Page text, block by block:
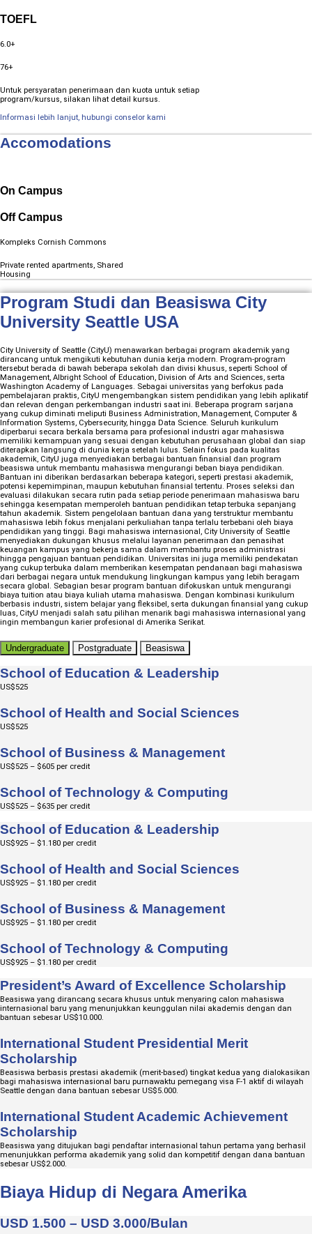
TOEFL
6.0+
76+
Untuk persyaratan penerimaan dan kuota untuk setiap
program/kursus, silakan lihat detail kursus.
Informasi lebih lanjut, hubungi conselor kami
Accomodations
On Campus
Off Campus
Kompleks Cornish Commons
Private rented apartments, Shared
Housing
Program Studi dan Beasiswa City
University Seattle USA
City University of Seattle (CityU) menawarkan berbagai program akademik yang
dirancang untuk mengikuti kebutuhan dunia kerja modern. Program-program
tersebut berada di bawah beberapa sekolah dan divisi khusus, seperti School of
Management, Albright School of Education, Division of Arts and Sciences, serta
Washington Academy of Languages. Sebagai universitas yang berfokus pada
pembelajaran praktis, CityU mengembangkan sistem pendidikan yang lebih aplikatif
dan relevan dengan perkembangan industri saat ini. Beberapa program sarjana
yang cukup diminati meliputi Business Administration, Management, Computer &
Information Systems, Cybersecurity, hingga Data Science. Seluruh kurikulum
diperbarui secara berkala bersama para profesional industri agar mahasiswa
memiliki kemampuan yang sesuai dengan kebutuhan perusahaan global dan siap
diterapkan langsung di dunia kerja setelah lulus. Selain fokus pada kualitas
akademik, CityU juga menyediakan berbagai bantuan finansial dan program
beasiswa untuk membantu mahasiswa mengurangi beban biaya pendidikan.
Bantuan ini diberikan berdasarkan beberapa kategori, seperti prestasi akademik,
potensi kepemimpinan, maupun kebutuhan finansial tertentu. Proses seleksi dan
evaluasi dilakukan secara rutin pada setiap periode penerimaan mahasiswa baru
sehingga kesempatan memperoleh bantuan pendidikan tetap terbuka sepanjang
tahun akademik. Sistem pengelolaan bantuan dana yang terstruktur membantu
mahasiswa lebih fokus menjalani perkuliahan tanpa terlalu terbebani oleh biaya
pendidikan yang tinggi. Bagi mahasiswa internasional, City University of Seattle
menyediakan dukungan khusus melalui layanan penerimaan dan penasihat
keuangan kampus yang bekerja sama dalam membantu proses administrasi
hingga pengajuan bantuan pendidikan. Universitas ini juga memiliki pendekatan
yang cukup terbuka dalam memberikan kesempatan pendanaan bagi mahasiswa
dari berbagai negara untuk mendukung lingkungan kampus yang lebih beragam
secara global. Sebagian besar program bantuan difokuskan untuk mengurangi
biaya tuition atau biaya kuliah utama mahasiswa. Dengan kombinasi kurikulum
berbasis industri, sistem belajar yang fleksibel, serta dukungan finansial yang cukup
luas, CityU menjadi salah satu pilihan menarik bagi mahasiswa internasional yang
ingin membangun karier profesional di Amerika Serikat.
Undergraduate Postgraduate Beasiswa
School of Education & Leadership
US$525
School of Health and Social Sciences
US$525
School of Business & Management
US$525 – $605 per credit
School of Technology & Computing
US$525 – $635 per credit
School of Education & Leadership
US$925 – $1.180 per credit
School of Health and Social Sciences
US$925 – $1.180 per credit
School of Business & Management
US$925 – $1.180 per credit
School of Technology & Computing
US$925 – $1.180 per credit
President’s Award of Excellence Scholarship
Beasiswa yang dirancang secara khusus untuk menyaring calon mahasiswa
internasional baru yang menunjukkan keunggulan nilai akademis dengan dan
bantuan sebesar US$10.000.
International Student Presidential Merit
Scholarship
Beasiswa berbasis prestasi akademik (merit-based) tingkat kedua yang dialokasikan
bagi mahasiswa internasional baru purnawaktu pemegang visa F-1 aktif di wilayah
Seattle dengan dana bantuan sebesar US$5.000.
International Student Academic Achievement
Scholarship
Beasiswa yang ditujukan bagi pendaftar internasional tahun pertama yang berhasil
menunjukkan performa akademik yang solid dan kompetitif dengan dana bantuan
sebesar US$2.000.
Biaya Hidup di Negara Amerika
USD 1.500 – USD 3.000/Bulan